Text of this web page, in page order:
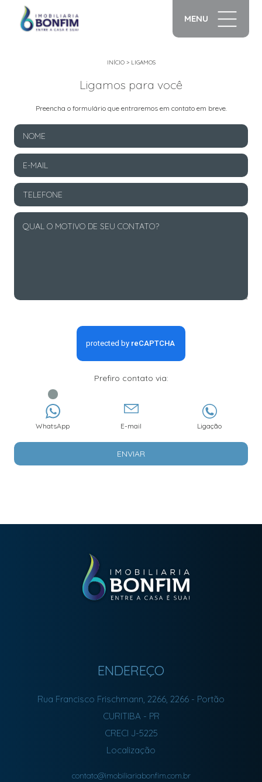
MENU
INÍCIO> LIGAMOS
Ligamos para você
Preencha o formulário que entraremos em contato em breve.
Prefiro contato via:
WhatsApp E-mail Ligação
ENVIAR
ENDEREÇO
Rua Francisco Frischmann, 2266, 2266 - Portão
CURITIBA - PR
CRECI J-5225
Localização
contato@imobiliariabonfim.com.br